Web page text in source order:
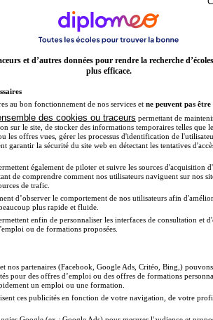
diplôme par ville les plus
à Paris
à Paris
à Lyon
à Toulouse
à Lille
à Paris
Bordeaux
Lyon
et d’autres données pour rendre la recherche
plus efficace.
au bon fonctionnement de nos services et ne peuvent pas être
des cookies ou traceurs permettant de
sur le site, de stocker des informations temporaires telles que
les offres vues, gérer les processus d'identification de
garantir la sécurité du site web en détectant les tentatives
également de piloter et suivre les sources d'acquisition
de comprendre comment nos utilisateurs naviguent sur nos
de trafic.
d’observer le comportement de nos utilisateurs afin
plus rapide et fluide.
enfin de personnaliser les interfaces de consultation et
ou de formations proposées.
et nos partenaires (Facebook, Google Ads, Critéo, Bing,)
pour des offres d’emploi ou des offres de formations
un emploi ou une formation.
ces publicités en fonction de votre navigation, de votre